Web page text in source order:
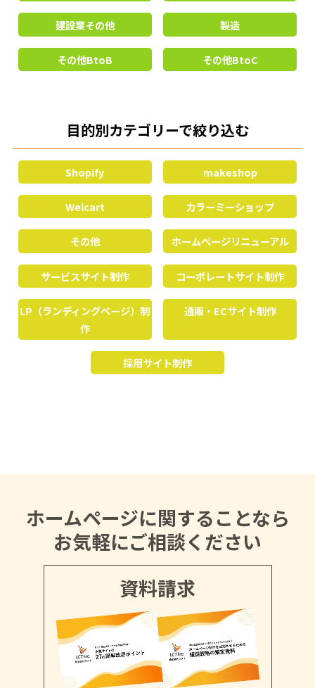
建設業その他 製造
その他BtoB その他BtoC
目的別カテゴリーで絞り込む
Shopify makeshop
Welcart カラーミーショップ
その他 ホームページリニューアル
サービスサイト制作 コーポレートサイト制作
LP（ランディングページ）制
作
通販・ECサイト制作
採用サイト制作
ホームページに関することなら
お気軽にご相談ください
資料請求